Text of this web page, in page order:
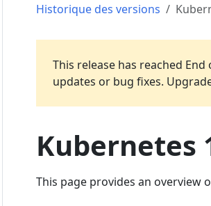
Historique des versions
This release has reached
updates or bug fixes.
Kubernetes
This page provides an overview